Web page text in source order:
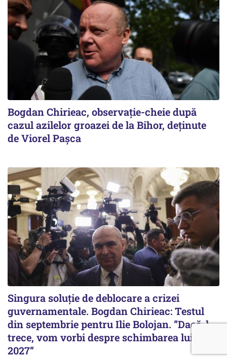
Bogdan Chirieac, observație-cheie după
cazul azilelor groazei de la Bihor, deținute
de Viorel Pașca
Singura soluție de deblocare a crizei
guvernamentale. Bogdan Chirieac: Testul
din septembrie pentru Ilie Bolojan. ”Dacă-l
trece, vom vorbi despre schimbarea lui în
2027”